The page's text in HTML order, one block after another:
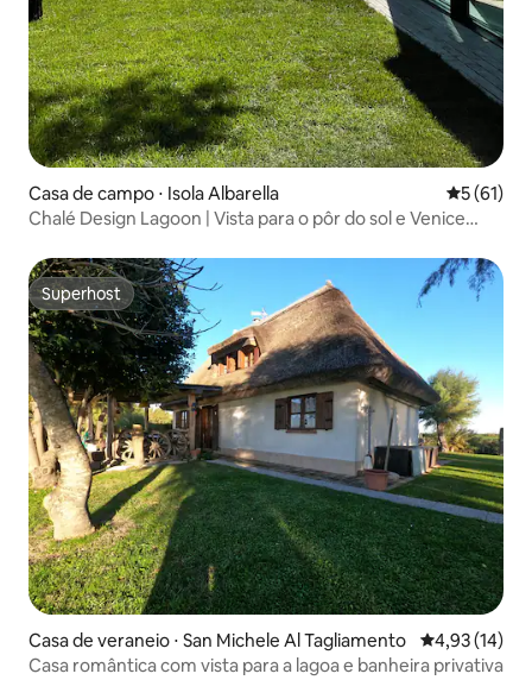
Casa de campo ⋅ Isola Albarella 5 de uma
5 (61)
Chalé Design Lagoon | Vista para o pôr do sol e Venice
Superhost
Superhost
Casa de veraneio ⋅ San Michele Al Tagliamento 4,93 de uma
4,93 (14)
Casa romântica com vista para a lagoa e banheira privativa